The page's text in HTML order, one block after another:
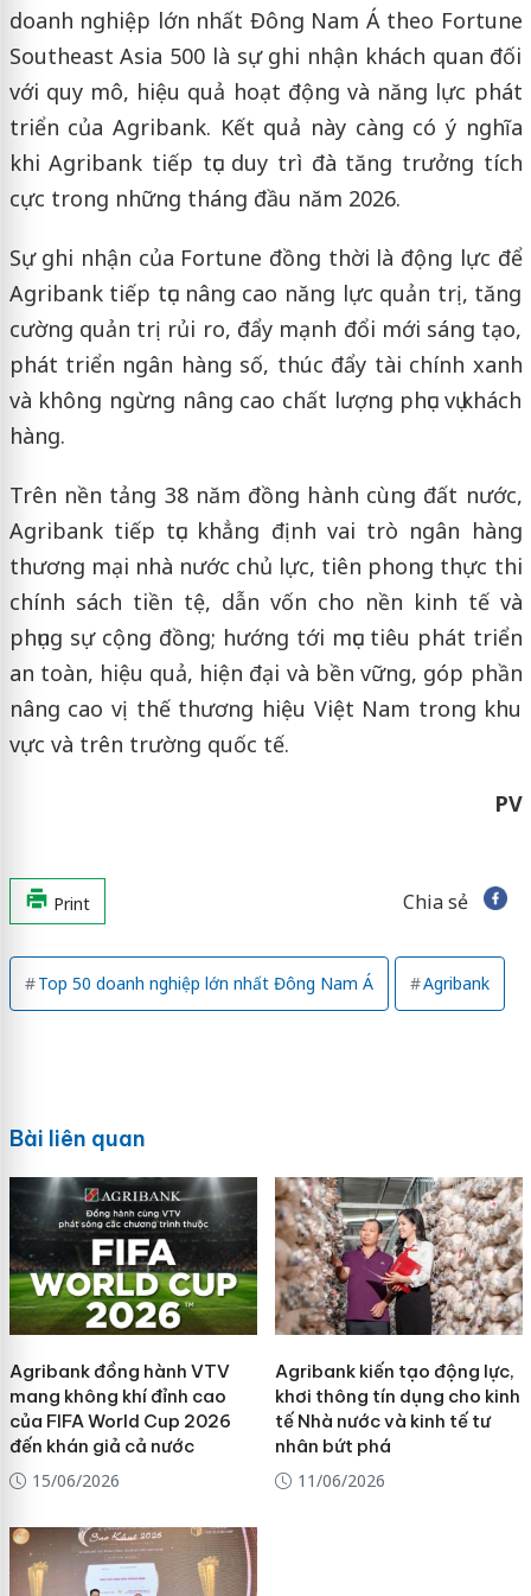
doanh nghiệp lớn nhất Đông Nam Á theo Fortune
Southeast Asia 500 là sự ghi nhận khách quan đối
với quy mô, hiệu quả hoạt động và năng lực phát
triển của Agribank. Kết quả này càng có ý nghĩa
khi Agribank tiếp tục duy trì đà tăng trưởng tích
cực trong những tháng đầu năm 2026.
Sự ghi nhận của Fortune đồng thời là động lực để
Agribank tiếp tục nâng cao năng lực quản trị, tăng
cường quản trị rủi ro, đẩy mạnh đổi mới sáng tạo,
phát triển ngân hàng số, thúc đẩy tài chính xanh
và không ngừng nâng cao chất lượng phục vụ khách
hàng.
Trên nền tảng 38 năm đồng hành cùng đất nước,
Agribank tiếp tục khẳng định vai trò ngân hàng
thương mại nhà nước chủ lực, tiên phong thực thi
chính sách tiền tệ, dẫn vốn cho nền kinh tế và
phụng sự cộng đồng; hướng tới mục tiêu phát triển
an toàn, hiệu quả, hiện đại và bền vững, góp phần
nâng cao vị thế thương hiệu Việt Nam trong khu
vực và trên trường quốc tế.
PV
Print Chia sẻ
Top 50 doanh nghiệp lớn nhất Đông Nam Á Agribank
Bài liên quan
Agribank đồng hành VTV
mang không khí đỉnh cao
của FIFA World Cup 2026
đến khán giả cả nước
15/06/2026
Agribank kiến tạo động lực,
khơi thông tín dụng cho kinh
tế Nhà nước và kinh tế tư
nhân bứt phá
11/06/2026